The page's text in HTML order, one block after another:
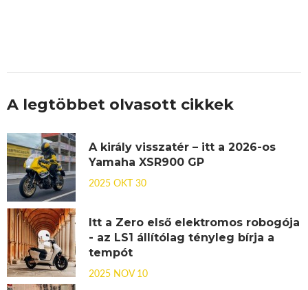
A legtöbbet olvasott cikkek
A király visszatér – itt a 2026-os
Yamaha XSR900 GP
2025 OKT 30
Itt a Zero első elektromos robogója
- az LS1 állítólag tényleg bírja a
tempót
2025 NOV 10